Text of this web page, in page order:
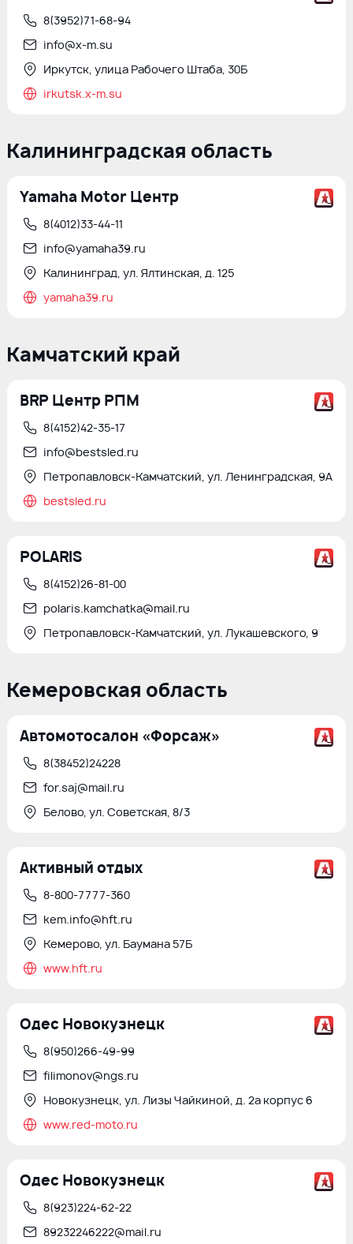
8(3952)71-68-94
info@x-m.su
Иркутск, улица Рабочего Штаба, 30Б
irkutsk.x-m.su
Калининградская область
Yamaha Motor Центр
8(4012)33-44-11
info@yamaha39.ru
Калининград, ул. Ялтинская, д. 125
yamaha39.ru
Камчатский край
BRP Центр РПМ
8(4152)42-35-17
info@bestsled.ru
Петропавловск-Камчатский, ул. Ленинградская, 9А
bestsled.ru
POLARIS
8(4152)26-81-00
polaris.kamchatka@mail.ru
Петропавловск-Камчатский, ул. Лукашевского, 9
Кемеровская область
Автомотосалон «Форсаж»
8(38452)24228
for.saj@mail.ru
Белово, ул. Советская, 8/3
Активный отдых
8-800-7777-360
kem.info@hft.ru
Кемерово, ул. Баумана 57Б
www.hft.ru
Одес Новокузнецк
8(950)266-49-99
filimonov@ngs.ru
Новокузнецк, ул. Лизы Чайкиной, д. 2а корпус 6
www.red-moto.ru
Одес Новокузнецк
8(923)224-62-22
89232246222@mail.ru